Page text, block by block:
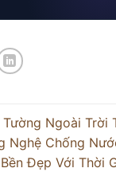
Ngoài Trời
Nghệ Chống
Đẹp Với Thời